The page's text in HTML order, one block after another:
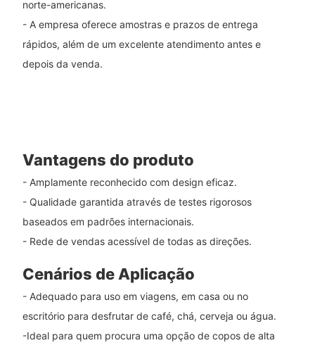
norte-americanas.
- A empresa oferece amostras e prazos de entrega
rápidos, além de um excelente atendimento antes e
depois da venda.
Vantagens do produto
- Amplamente reconhecido com design eficaz.
- Qualidade garantida através de testes rigorosos
baseados em padrões internacionais.
- Rede de vendas acessível de todas as direções.
Cenários de Aplicação
- Adequado para uso em viagens, em casa ou no
escritório para desfrutar de café, chá, cerveja ou água.
-Ideal para quem procura uma opção de copos de alta